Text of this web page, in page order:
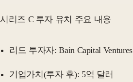
시리즈 C 투자 유치 주요 내용
리드 투자자: Bain Capital Ventures
기업가치(투자 후): 5억 달러